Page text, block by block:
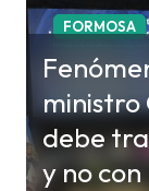
FORMOSA
ministro
debe
y no